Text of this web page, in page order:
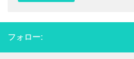
フォロー: